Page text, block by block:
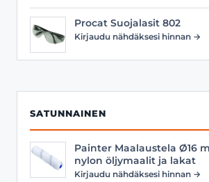
Procat Suojalasit 802
Kirjaudu nähdäksesi hinnan →
SATUNNAINEN
Painter Maalaustela Ø16
nylon öljymaalit ja lakat
Kirjaudu nähdäksesi hinnan →